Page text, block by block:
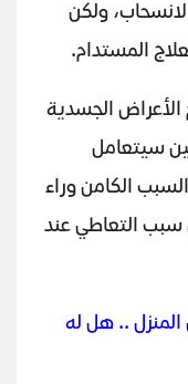
ولكن
المستدام.
الجسدية
سيتعامل
الكامن وراء
سبب التعاطي عند
المنزل .. هل له